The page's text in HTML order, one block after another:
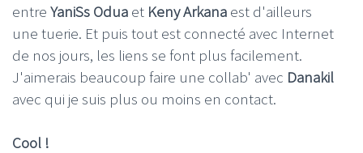
entre YaniSs Odua et Keny Arkana est d'ailleurs
une tuerie. Et puis tout est connecté avec Internet
de nos jours, les liens se font plus facilement.
J'aimerais beaucoup faire une collab' avec Danakil
avec qui je suis plus ou moins en contact.
Cool !